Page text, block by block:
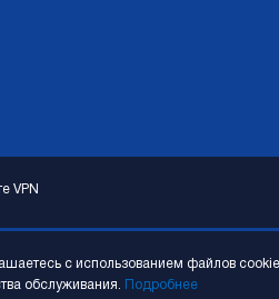
VPN
с использованием файлов
обслуживания.
Подробнее